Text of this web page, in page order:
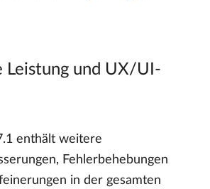
Leistung und UX/UI-
enthält weitere
Fehlerbehebungen
in der gesamten